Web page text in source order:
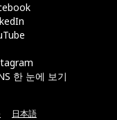
한 눈에 보기
日本語